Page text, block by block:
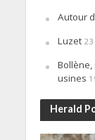
Autour
Luzet
Bollène,
usines
Herald